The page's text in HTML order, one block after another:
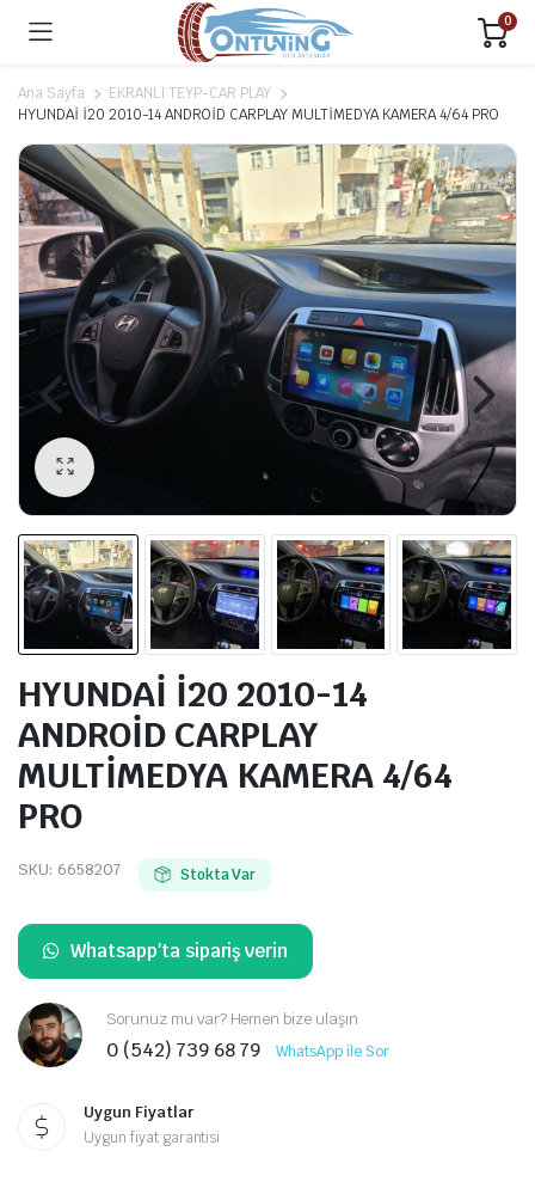
0
Ana Sayfa
EKRANLI TEYP-CAR PLAY
HYUNDAİ İ20 2010-14 ANDROİD CARPLAY MULTİMEDYA KAMERA 4/64 PRO
HYUNDAİ İ20 2010-14
ANDROİD CARPLAY
MULTİMEDYA KAMERA 4/64
PRO
SKU: 6658207 Stokta Var
Whatsapp'ta sipariş verin
Sorunuz mu var? Hemen bize ulaşın
0 (542) 739 68 79 WhatsApp ile Sor
Uygun Fiyatlar
Uygun fiyat garantisi